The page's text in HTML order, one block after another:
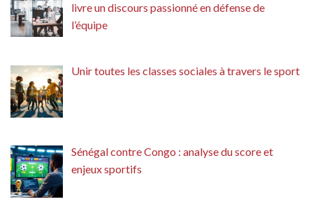
livre un discours passionné en défense de
l’équipe
Unir toutes les classes sociales à travers le sport
Sénégal contre Congo : analyse du score et
enjeux sportifs